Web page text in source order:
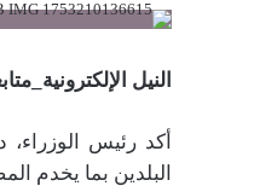
النيل
أكد رئيس الوزراء،
البلدين بما يخدم